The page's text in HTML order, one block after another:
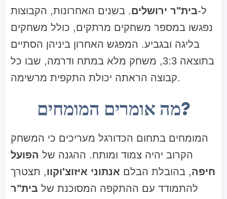
ל-בית"ר ירושלים. בשנים האחרונות, הקבוצות
נפגשו במספר משחקים מרתקים, כולל משחקים
בליגה ובגביע. המפגש האחרון ביניהן הסתיים
בתוצאה 3:3, משחק מלא במתח ודרמה, שבו כל
קבוצה הראתה יכולת התקפית מרשימה.
מה אומרים המומחים?
המומחים בתחום הכדורגל מעריכים כי המשחק
הקרוב יהיה צמוד ומותח. ההגנה של הפועל
חיפה, בהובלת הבלם אנתוני איזוצ'וקוו, תצטרך
להתמודד עם ההתקפה המסוכנת של בית"ר